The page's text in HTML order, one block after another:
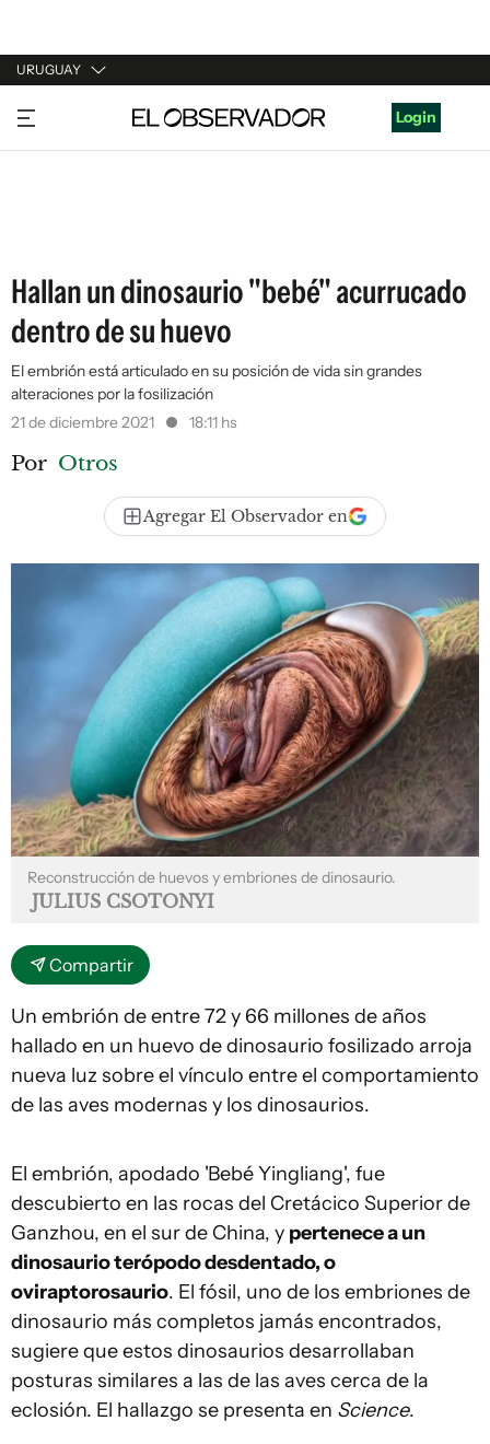
URUGUAY
URUGUAY
ARGENTINA
Login
Hallan un dinosaurio "bebé" acurrucado
dentro de su huevo
El embrión está articulado en su posición de vida sin grandes
alteraciones por la fosilización
21 de diciembre 2021
18:11 hs
Por Otros
Agregar El Observador en
Reconstrucción de huevos y embriones de dinosaurio.
JULIUS CSOTONYI
Compartir
Un embrión de entre 72 y 66 millones de años
hallado en un huevo de dinosaurio fosilizado arroja
nueva luz sobre el vínculo entre el comportamiento
de las aves modernas y los dinosaurios.
El embrión, apodado 'Bebé Yingliang', fue
descubierto en las rocas del Cretácico Superior de
Ganzhou, en el sur de China, y pertenece a un
dinosaurio terópodo desdentado, o
oviraptorosaurio. El fósil, uno de los embriones de
dinosaurio más completos jamás encontrados,
sugiere que estos dinosaurios desarrollaban
posturas similares a las de las aves cerca de la
eclosión. El hallazgo se presenta en Science.